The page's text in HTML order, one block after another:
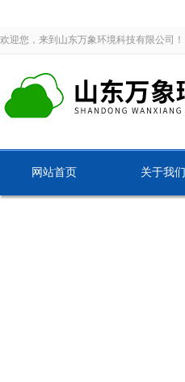
欢迎您，来到山东万象环境科技有限公司！
网站首页 关于我们